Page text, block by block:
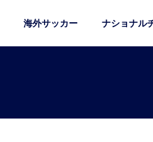
海外サッカー ナショナル